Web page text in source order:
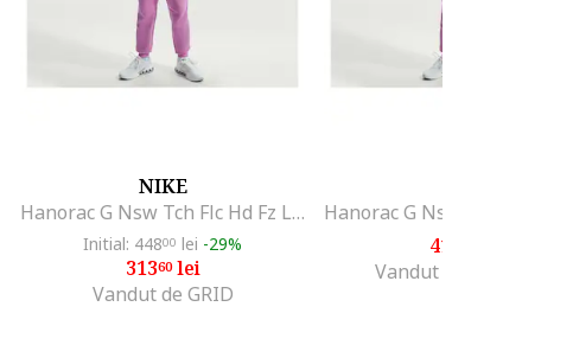
NIKE
Hanorac G Nsw Tch Flc Hd Fz Ls - Pd HV8695503
Initial: 44800 lei -29%
31360lei
Vandut de GRID
419
Vandut de Top Sport